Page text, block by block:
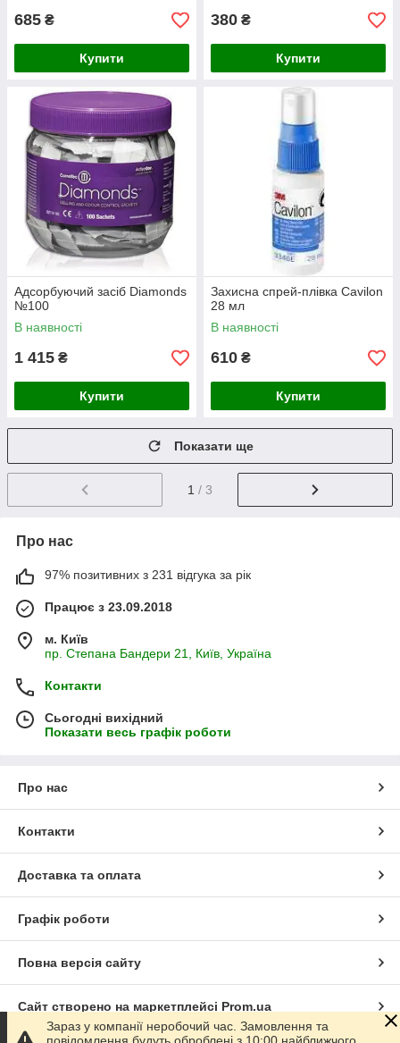
685 ₴
Купити
380 ₴
Купити
Адсорбуючий засіб Diamonds
№100
В наявності
1 415 ₴
Купити
Захисна спрей-плівка Сavilon
28 мл
В наявності
610 ₴
Купити
Показати ще
1 / 3
Про нас
97% позитивних з 231 відгука за рік
Працює з 23.09.2018
м. Київ
пр. Степана Бандери 21, Київ, Україна
Контакти
Сьогодні вихідний
Показати весь графік роботи
Про нас
Контакти
Доставка та оплата
Графік роботи
Повна версія сайту
Сайт створено на маркетплейсі Prom.ua
Зараз у компанії неробочий час. Замовлення та